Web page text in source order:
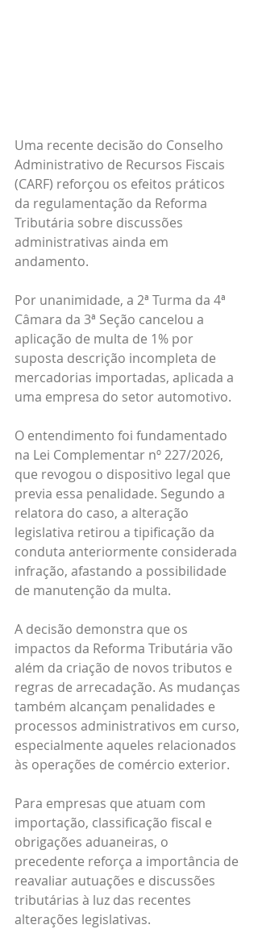
Uma recente decisão do Conselho
Administrativo de Recursos Fiscais
(CARF) reforçou os efeitos práticos
da regulamentação da Reforma
Tributária sobre discussões
administrativas ainda em
andamento.
Por unanimidade, a 2ª Turma da 4ª
Câmara da 3ª Seção cancelou a
aplicação de multa de 1% por
suposta descrição incompleta de
mercadorias importadas, aplicada a
uma empresa do setor automotivo.
O entendimento foi fundamentado
na Lei Complementar nº 227/2026,
que revogou o dispositivo legal que
previa essa penalidade. Segundo a
relatora do caso, a alteração
legislativa retirou a tipificação da
conduta anteriormente considerada
infração, afastando a possibilidade
de manutenção da multa.
A decisão demonstra que os
impactos da Reforma Tributária vão
além da criação de novos tributos e
regras de arrecadação. As mudanças
também alcançam penalidades e
processos administrativos em curso,
especialmente aqueles relacionados
às operações de comércio exterior.
Para empresas que atuam com
importação, classificação fiscal e
obrigações aduaneiras, o
precedente reforça a importância de
reavaliar autuações e discussões
tributárias à luz das recentes
alterações legislativas.